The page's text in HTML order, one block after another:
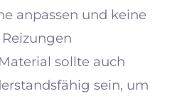
anpassen und keine
sollte auch
sein, um